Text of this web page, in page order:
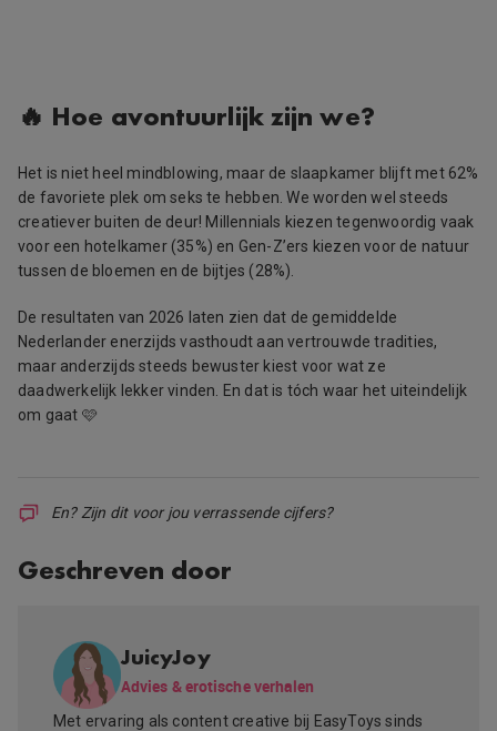
🔥 Hoe avontuurlijk zijn we?
Het is niet heel mindblowing, maar de slaapkamer blijft met 62%
de favoriete plek om seks te hebben. We worden wel steeds
creatiever buiten de deur! Millennials kiezen tegenwoordig vaak
voor een hotelkamer (35%) en Gen-Z’ers kiezen voor de natuur
tussen de bloemen en de bijtjes (28%).
De resultaten van 2026 laten zien dat de gemiddelde
Nederlander enerzijds vasthoudt aan vertrouwde tradities,
maar anderzijds steeds bewuster kiest voor wat ze
daadwerkelijk lekker vinden. En dat is tóch waar het uiteindelijk
om gaat 🩷
En? Zijn dit voor jou verrassende cijfers?
Geschreven door
JuicyJoy
Advies & erotische verhalen
Met ervaring als content creative bij EasyToys sinds